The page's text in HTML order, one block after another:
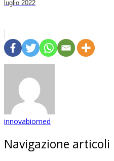
luglio 2022
innovabiomed
Navigazione articoli